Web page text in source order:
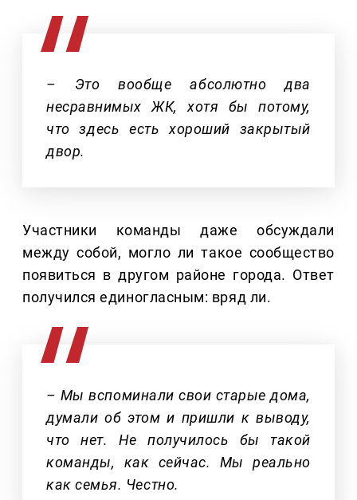
– Это вообще абсолютно два
несравнимых ЖК, хотя бы потому,
что здесь есть хороший закрытый
двор.
Участники команды даже обсуждали
между собой, могло ли такое сообщество
появиться в другом районе города. Ответ
получился единогласным: вряд ли.
– Мы вспоминали свои старые дома,
думали об этом и пришли к выводу,
что нет. Не получилось бы такой
команды, как сейчас. Мы реально
как семья. Честно.